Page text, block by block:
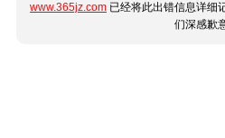
www.365jz.com 已经将此出错信息详细
们深感歉